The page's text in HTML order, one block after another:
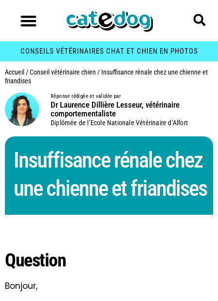
CONSEILS VÉTÉRINAIRES CHAT ET CHIEN EN PHOTOS
Accueil /Conseil vétérinaire chien / Insuffisance rénale chez une chienne et
friandises
Réponse rédigée et validée par
Dr Laurence Dillière Lesseur, vétérinaire
comportementaliste
Diplômée de l’Ecole Nationale Vétérinaire d’Alfort
Insuffisance rénale chez
une chienne et friandises
Question
Bonjour,